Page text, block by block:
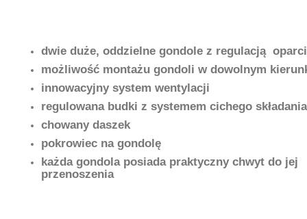
dwie duże, oddzielne gondole z regulacją
możliwość montażu gondoli w dowolnym
innowacyjny system wentylacji
regulowana budki z systemem cichego składania
chowany daszek
pokrowiec na gondolę
każda gondola posiada praktyczny chwyt do jej
przenoszenia